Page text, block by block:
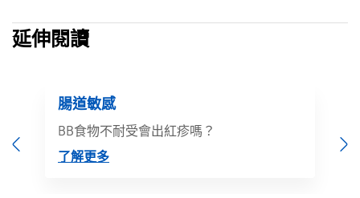
延伸閱讀
腸道敏感
BB食物不耐受會出紅疹嗎？
了解更多